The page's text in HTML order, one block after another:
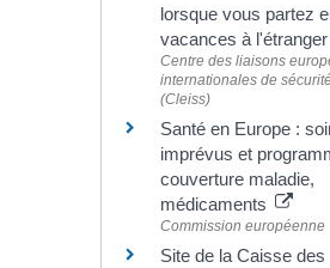
lorsque vous partez
vacances à l'étranger
Centre des liaisons
internationales de
(Cleiss)
Santé en Europe :
imprévus et
couverture maladie,
médicaments
Commission européenne
Site de la Caisse des